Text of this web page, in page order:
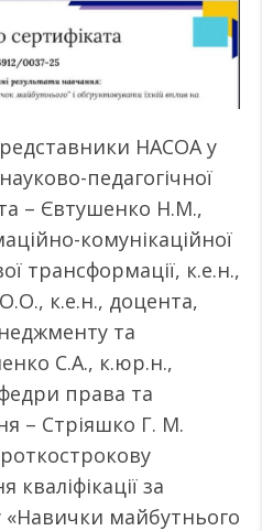
НАСОА у
педагогічної
– Євтушенко Н.М.,
комунікаційної
трансформації, к.е.н.,
к.е.н., доцента,
та
С.А., к.юр.н.,
права та
– Стріяшко Г. М.
за
майбутнього